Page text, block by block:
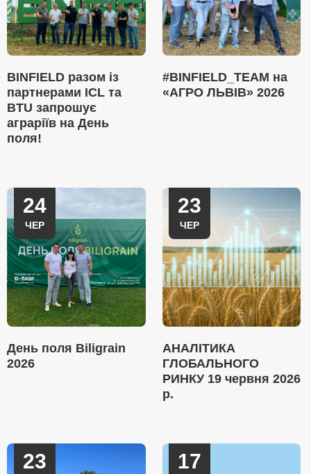
BINFIELD разом із
партнерами ICL та
BTU запрошує
аграріїв на День
поля!
#BINFIELD_TEAM на
«АГРО ЛЬВІВ» 2026
24
ЧЕР
День поля Biligrain
2026
23
ЧЕР
АНАЛІТИКА
ГЛОБАЛЬНОГО
РИНКУ 19 червня 2026
р.
23 17